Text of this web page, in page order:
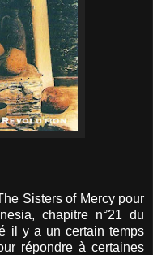
Sisters of Mercy pour
chapitre n°21 du
il y a un certain temps
répondre à certaines